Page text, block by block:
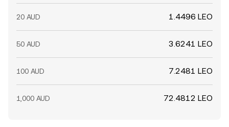
20 AUD 1.4496 LEO
50 AUD 3.6241 LEO
100 AUD 7.2481 LEO
1,000 AUD 72.4812 LEO